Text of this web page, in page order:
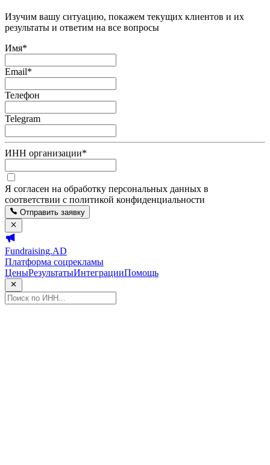
Изучим вашу ситуацию, покажем текущих клиентов и их
результаты и ответим на все вопросы
Имя*
Email*
Телефон
Telegram
ИНН организации*
Я согласен на обработку персональных данных в
соответствии с политикой конфиденциальности
Отправить заявку
Fundraising.AD
Платформа соцрекламы
ЦеныРезультатыИнтеграцииПомощь